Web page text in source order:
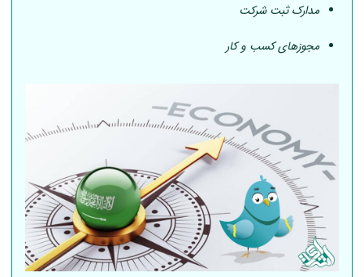
مدارک ثبت شرکت
مجوزهای کسب و کار